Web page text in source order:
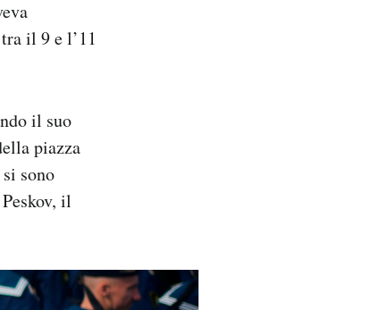
il 9 e l’11
il suo
piazza
sono
il